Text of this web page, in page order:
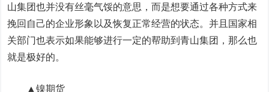
山集团也并没有丝毫气馁的意思，而是想要通过各种方式来
挽回自己的企业形象以及恢复正常经营的状态。并且国家相
关部门也表示如果能够进行一定的帮助到青山集团，那么也
就是极好的。
▲镍期货